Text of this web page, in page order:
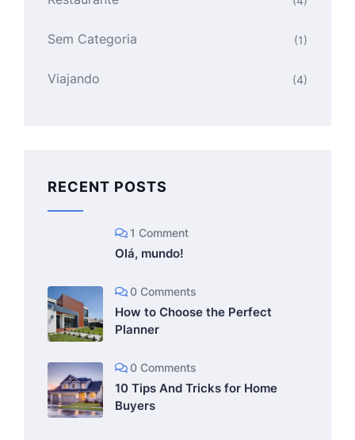
Sem Categoria (1)
Viajando (4)
RECENT POSTS
1 Comment
Olá, mundo!
0 Comments
How to Choose the Perfect
Planner
0 Comments
10 Tips And Tricks for Home
Buyers